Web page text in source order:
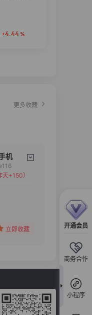
开通会员
商务合作
小程序
+4.44%
更多收藏
机
天+150）
立即收藏